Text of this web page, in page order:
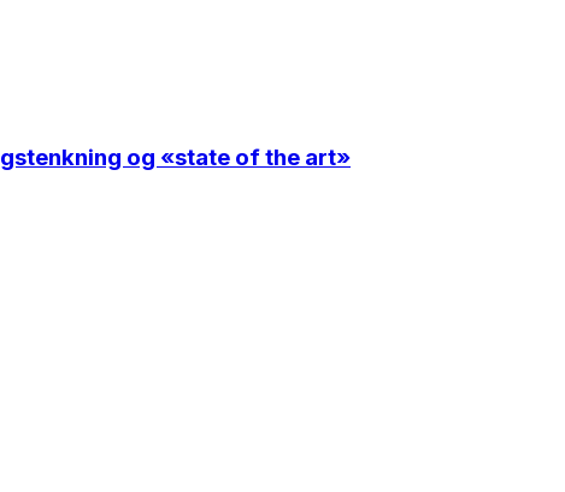
og «state of the art»